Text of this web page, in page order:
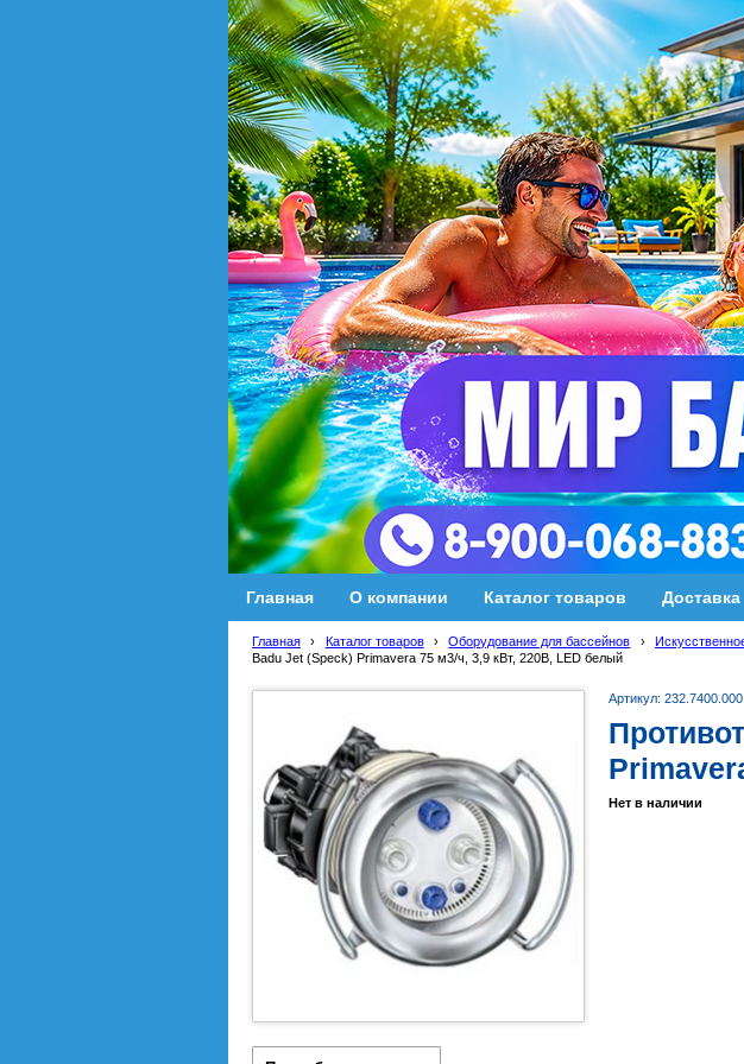
Главная О компании Каталог товаров Доставка
Главная › Каталог товаров › Оборудование для бассейнов ›
Badu Jet (Speck) Primavera 75 м3/ч, 3,9 кВт, 220В, LED белый
Артикул:
Нет в наличии